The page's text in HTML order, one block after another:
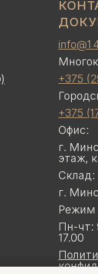
info@1
+375
+375
Офис:
г.
этаж,
Склад:
г.
Режим
Пн-чт:
17.00